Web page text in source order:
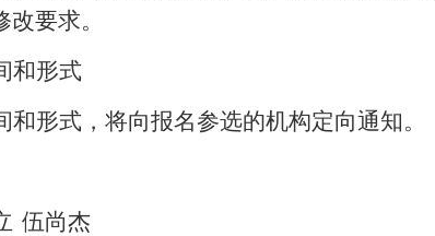
要求。
和形式
和形式，将向报名参选的机构定向通知。
伍尚杰